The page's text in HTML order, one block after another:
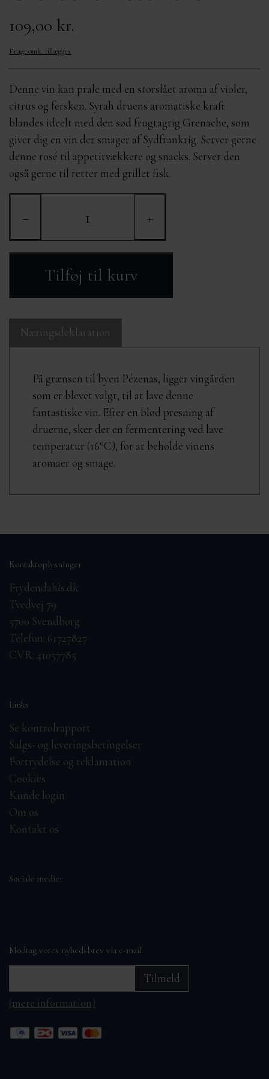
KONTAKT
109,00 kr.
Fragt omk. tillægges
Denne vin kan prale med en storslået aroma af violer,
citrus og fersken. Syrah druens aromatiske kraft
blandes ideelt med den sød frugtagtig Grenache, som
giver dig en vin der smager af Sydfrankrig. Server gerne
denne rosé til appetitvækkere og snacks. Server den
også gerne til retter med grillet fisk.
− +
Tilføj til kurv
Næringsdeklaration
På grænsen til byen Pézenas, ligger vingården
som er blevet valgt, til at lave denne
fantastiske vin. Efter en blød presning af
druerne, sker der en fermentering ved lave
temperatur (16°C), for at beholde vinens
aromaer og smage.
Kontaktoplysninger
Frydendahls.dk
Tvedvej 79
5700 Svendborg
Telefon: 61727827
CVR: 41057785
Links
Se kontrolrapport
Salgs- og leveringsbetingelser
Fortrydelse og reklamation
Cookies
Kunde login
Om os
Kontakt os
Sociale medier
Modtag vores nyhedsbrev via e-mail
Tilmeld
(mere information)